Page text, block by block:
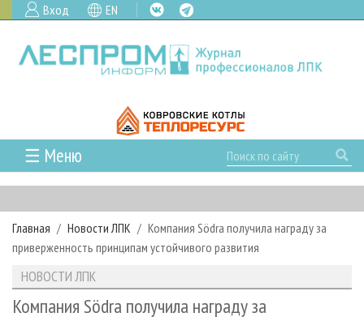
Вход EN
☰ Меню
ГЛАВНАЯ
РУБРИКИ И ТЕМЫ
РУБРИКИ ЖУРНАЛА
ЛЕСОЗАГОТОВКА
НОВОСТИ
НОВОСТИ ЛПК
ПРОЕКТЫ ЛПИ
АНАЛИТИКА
Главная Новости ЛПК
Компания Södra получила награду за
приверженность принципам устойчивого развития
НОВОСТИ ЛПК
Компания Södra получила награду за